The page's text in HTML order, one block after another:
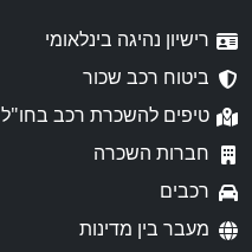
רישיון נהיגה בינלאומי
ביטוח רכב שכור
טיפים להשכרת רכב בחו"ל
חברות השכרה
רכבים
מעבר בין מדינות